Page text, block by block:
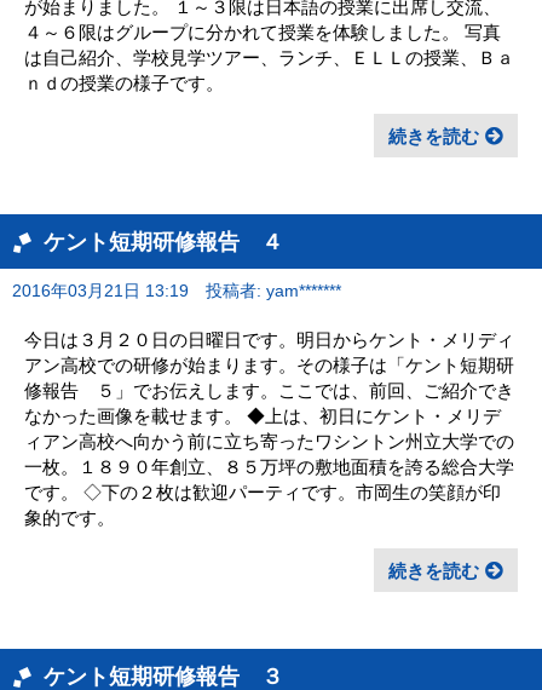
が始まりました。 １～３限は日本語の授業に出席し交流、
４～６限はグループに分かれて授業を体験しました。 写真
は自己紹介、学校見学ツアー、ランチ、ＥＬＬの授業、Ｂａ
ｎｄの授業の様子です。
続きを読む
ケント短期研修報告 ４
2016年03月21日 13:19 投稿者: yam*******
今日は３月２０日の日曜日です。明日からケント・メリディ
アン高校での研修が始まります。その様子は「ケント短期研
修報告 ５」でお伝えします。ここでは、前回、ご紹介でき
なかった画像を載せます。 ◆上は、初日にケント・メリデ
ィアン高校へ向かう前に立ち寄ったワシントン州立大学での
一枚。１８９０年創立、８５万坪の敷地面積を誇る総合大学
です。 ◇下の２枚は歓迎パーティです。市岡生の笑顔が印
象的です。
続きを読む
ケント短期研修報告 ３